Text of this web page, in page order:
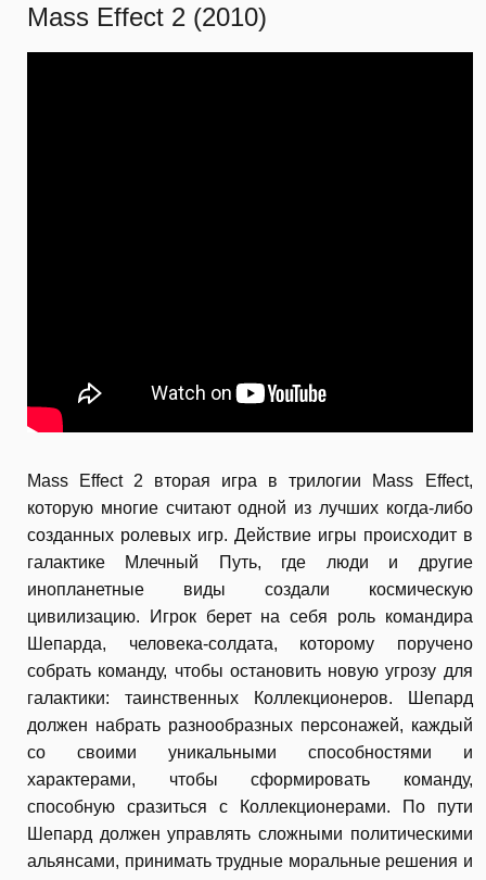
Mass Effect 2 (2010)
Mass Effect 2 вторая игра в трилогии Mass Effect,
которую многие считают одной из лучших когда-либо
созданных ролевых игр. Действие игры происходит в
галактике Млечный Путь, где люди и другие
инопланетные виды создали космическую
цивилизацию. Игрок берет на себя роль командира
Шепарда, человека-солдата, которому поручено
собрать команду, чтобы остановить новую угрозу для
галактики: таинственных Коллекционеров. Шепард
должен набрать разнообразных персонажей, каждый
со своими уникальными способностями и
характерами, чтобы сформировать команду,
способную сразиться с Коллекционерами. По пути
Шепард должен управлять сложными политическими
альянсами, принимать трудные моральные решения и